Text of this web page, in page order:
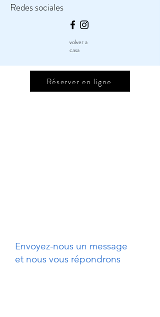
Redes sociales
volver a
casa
Réserver en ligne
Envoyez-nous un message
et nous vous répondrons